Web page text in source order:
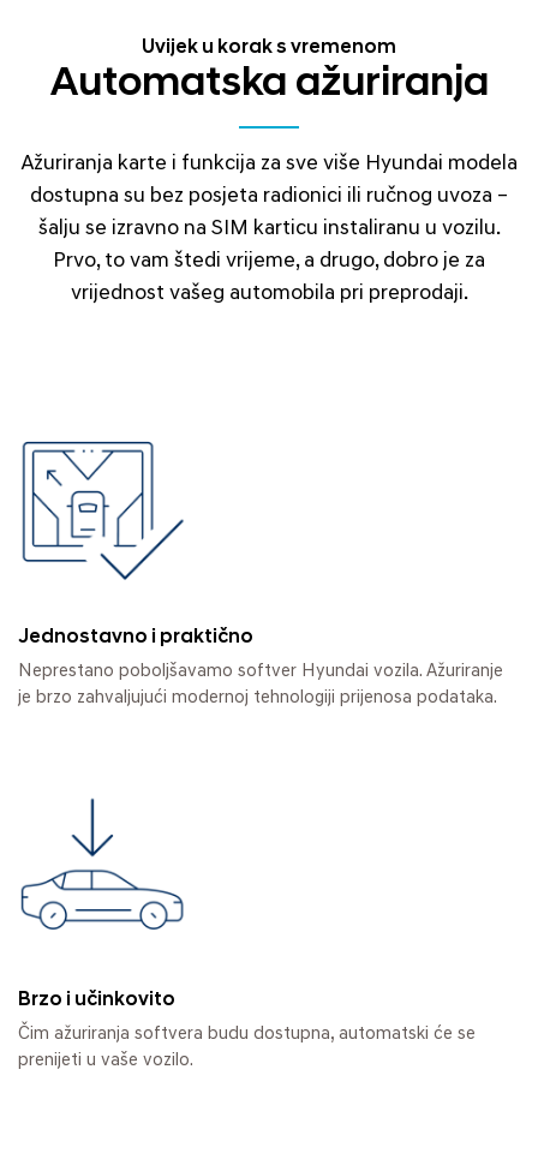
Uvijek u korak s vremenom
Automatska ažuriranja
Ažuriranja karte i funkcija za sve više Hyundai modela
dostupna su bez posjeta radionici ili ručnog uvoza –
šalju se izravno na SIM karticu instaliranu u vozilu.
Prvo, to vam štedi vrijeme, a drugo, dobro je za
vrijednost vašeg automobila pri preprodaji.
Jednostavno i praktično
Neprestano poboljšavamo softver Hyundai vozila. Ažuriranje
je brzo zahvaljujući modernoj tehnologiji prijenosa podataka.
Brzo i učinkovito
Čim ažuriranja softvera budu dostupna, automatski će se
prenijeti u vaše vozilo.